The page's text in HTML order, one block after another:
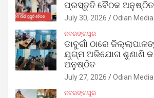
ପ୍ରସ୍ତୁତି ବୈଠକ ଅନୁଷ୍ଠିତ
July 30, 2026 Odian
ନବରଙ୍ଗପୁର
ଡାବୁଗାଁ ଠାରେ
ଯୁଗ୍ମ ଅଭିଯୋଗ ଶୁଣାଣି
ଅନୁଷ୍ଠିତ
July 27, 2026 Odian
ନବରଙ୍ଗପୁର